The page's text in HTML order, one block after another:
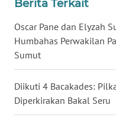
Berita Terkait
Oscar Pane dan Elyzah
Humbahas Perwakilan
Sumut
Diikuti 4 Bacakades:
Diperkirakan Bakal Seru
WN
SULSEL
WN
GORONTALO
WN